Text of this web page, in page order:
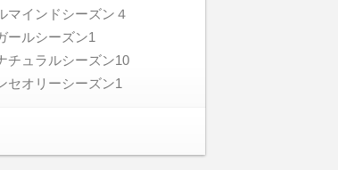
マインドシーズン４
ールシーズン1
チュラルシーズン10
セオリーシーズン1